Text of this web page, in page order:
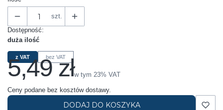
szt.
Dostępność:
duża ilość
z VAT bez VAT
Cena
5,49 złw tym 23% VAT
w tym 23% VAT
Ceny podane bez kosztów dostawy.
DODAJ DO KOSZYKA